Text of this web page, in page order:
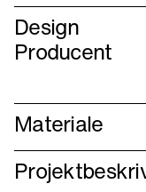
Design
Producent
Materiale